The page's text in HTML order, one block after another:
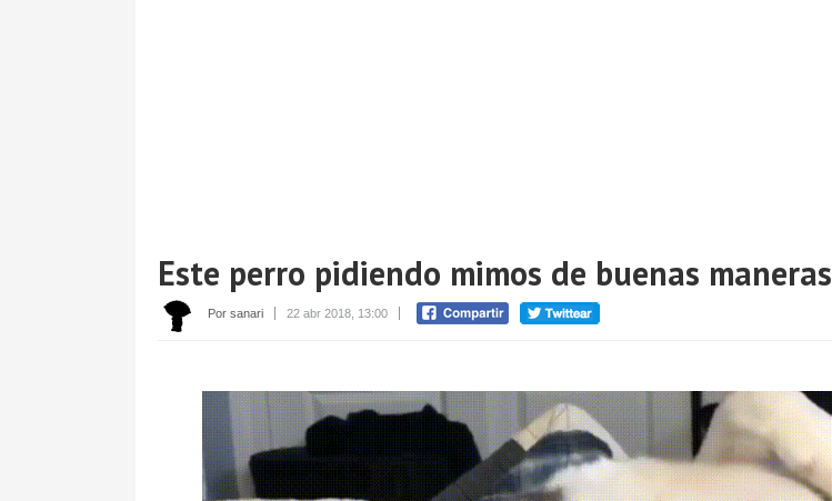
Este perro pidiendo mimos de buenas maneras
Por sanari 22 abr 2018, 13:00